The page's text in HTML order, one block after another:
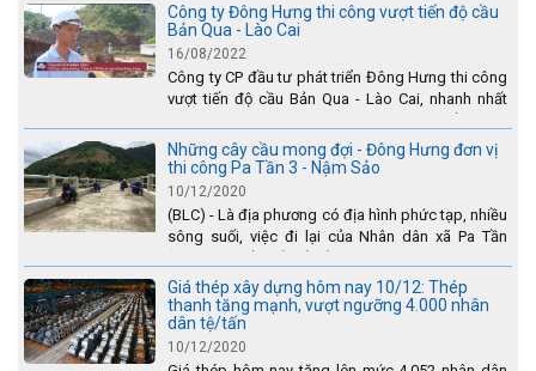
Công ty Đông Hưng thi công vượt tiến độ cầu
Bản Qua - Lào Cai
16/08/2022
Công ty CP đầu tư phát triển Đông Hưng thi công
vượt tiến độ cầu Bản Qua - Lào Cai, nhanh nhất
Lào Cai.
Những cây cầu mong đợi - Đông Hưng đơn vị
thi công Pa Tần 3 - Nậm Sảo
10/12/2020
(BLC) - Là địa phương có địa hình phức tạp, nhiều
sông suối, việc đi lại của Nhân dân xã Pa Tần
lũ....
Giá thép xây dựng hôm nay 10/12: Thép
thanh tăng mạnh, vượt ngưỡng 4.000 nhân
dân tệ/tấn
10/12/2020